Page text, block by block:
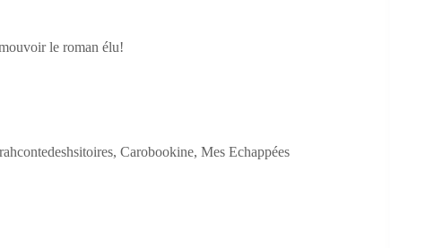
le roman élu!
Carobookine, Mes Echappées